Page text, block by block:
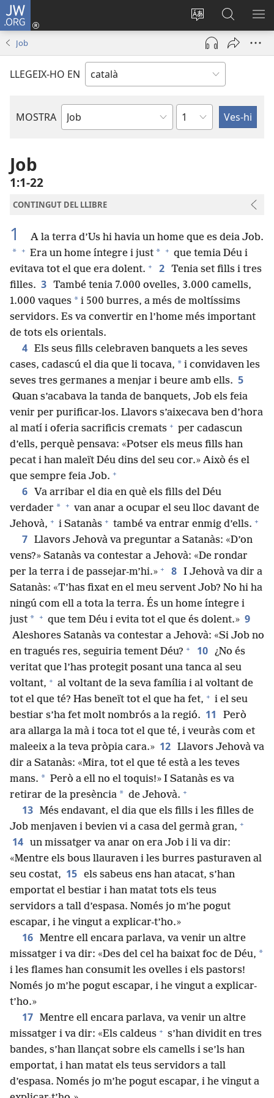
JW.ORG
Canvia
d’idioma
Inicia
sessió
(obre
finestra
Cerca
jw.org
Job
LLEGEIX-HO EN
MOSTRA
Llibre
Capítol
Job
1:1-22
CONTINGUT DEL LLIBRE
1 A la terra d’Us hi havia un home que es deia Job.
* + Era un home íntegre i just * + que temia Déu i
evitava tot el que era dolent. + 2 Tenia set fills i tres
filles. 3 També tenia 7.000 ovelles, 3.000 camells,
1.000 vaques * i 500 burres, a més de moltíssims
servidors. Es va convertir en l’home més important
de tots els orientals.
4 Els seus fills celebraven banquets a les seves
cases, cadascú el dia que li tocava, * i convidaven les
seves tres germanes a menjar i beure amb ells. 5
Quan s’acabava la tanda de banquets, Job els feia
venir per purificar-los. Llavors s’aixecava ben d’hora
al matí i oferia sacrificis cremats + per cadascun
d’ells, perquè pensava: «Potser els meus fills han
pecat i han maleït Déu dins del seu cor.» Això és el
que sempre feia Job. +
6
Va arribar el dia en què els fills del Déu
verdader * + van anar a ocupar el seu lloc davant de
Jehovà, + i Satanàs + també va entrar enmig d’ells. +
7 Llavors Jehovà va preguntar a Satanàs: «D’on
vens?» Satanàs va contestar a Jehovà: «De rondar
per la terra i de passejar-m’hi.» + 8 I Jehovà va dir a
Satanàs: «T’has fixat en el meu servent Job? No hi ha
ningú com ell a tota la terra. És un home íntegre i
just * + que tem Déu i evita tot el que és dolent.» 9
Aleshores Satanàs va contestar a Jehovà: «Si Job no
en tragués res, seguiria tement Déu? + 10 ¿No és
veritat que l’has protegit posant una tanca al seu
voltant, + al voltant de la seva família i al voltant de
tot el que té? Has beneït tot el que ha fet, + i el seu
bestiar s’ha fet molt nombrós a la regió. 11
Però
ara allarga la mà i toca tot el que té, i veuràs com et
maleeix a la teva pròpia cara.» 12 Llavors Jehovà va
dir a Satanàs: «Mira, tot el que té està a les teves
mans. * Però a ell no el toquis!» I Satanàs es va
retirar de la presència * de Jehovà. +
13 Més endavant, el dia que els fills i les filles de
Job menjaven i bevien vi a casa del germà gran, +
14 un missatger va anar on era Job i li va dir:
«Mentre els bous llauraven i les burres pasturaven al
seu costat, 15 els sabeus ens han atacat, s’han
emportat el bestiar i han matat tots els teus
servidors a tall d’espasa. Només jo m’he pogut
escapar, i he vingut a explicar-t’ho.»
16 Mentre ell encara parlava, va venir un altre
missatger i va dir: «Des del cel ha baixat foc de Déu, *
i les flames han consumit les ovelles i els pastors!
Només jo m’he pogut escapar, i he vingut a explicar-
t’ho.»
17 Mentre ell encara parlava, va venir un altre
missatger i va dir: «Els caldeus + s’han dividit en tres
bandes, s’han llançat sobre els camells i se’ls han
emportat, i han matat els teus servidors a tall
d’espasa. Només jo m’he pogut escapar, i he vingut a